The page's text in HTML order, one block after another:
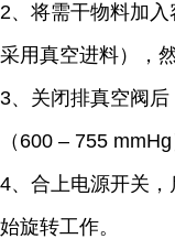
2、将需干物料加
采用真空进料），
3、关闭排真空阀
（600 – 755 mmHg
4、合上电源开关
始旋转工作。